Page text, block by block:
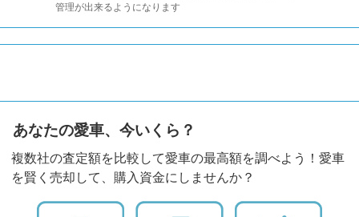
管理が出来るようになります
あなたの愛車、今いくら？
複数社の査定額を比較して愛車の最高額を調べよう！愛車
を賢く売却して、購入資金にしませんか？